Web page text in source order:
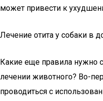
может привести к
Лечение отита у собаки в
Какие еще правила
лечении животного? Во-
проводиться с